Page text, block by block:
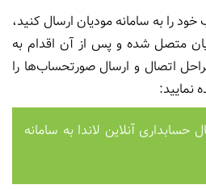
را به سامانه مودیان ارسال کنید،
متصل شده و پس از آن اقدام به
اتصال و ارسال صورتحساب‌ها را
نمایید:
آنلاین لاندا به سامانه